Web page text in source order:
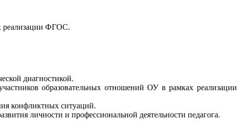
реализации ФГОС.
диагностикой.
образовательных отношений ОУ в рамках реализации
конфликтных ситуаций.
личности и профессиональной деятельности педагога.